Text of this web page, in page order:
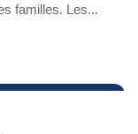
familles. Les...